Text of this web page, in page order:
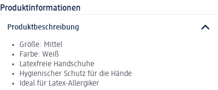
Produktinformationen
Produktbeschreibung
Größe: Mittel
Farbe: Weiß
Latexfreie Handschuhe
Hygienischer Schutz für die Hände
Ideal für Latex-Allergiker